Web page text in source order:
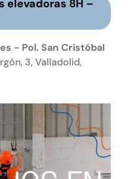
elevadoras 8H –
- Pol. San Cristóbal
3, Valladolid,